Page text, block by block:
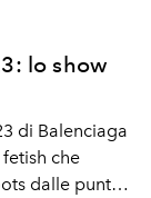
lo show
di Balenciaga
che
dalle punte